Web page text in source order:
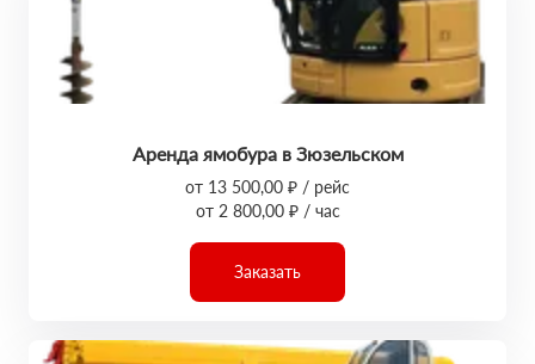
Аренда ямобура в Зюзельском
от 13 500,00 ₽ / рейс
от 2 800,00 ₽ / час
Заказать